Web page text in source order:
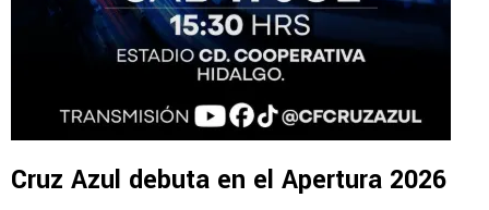
Cruz Azul debuta en el Apertura 2026